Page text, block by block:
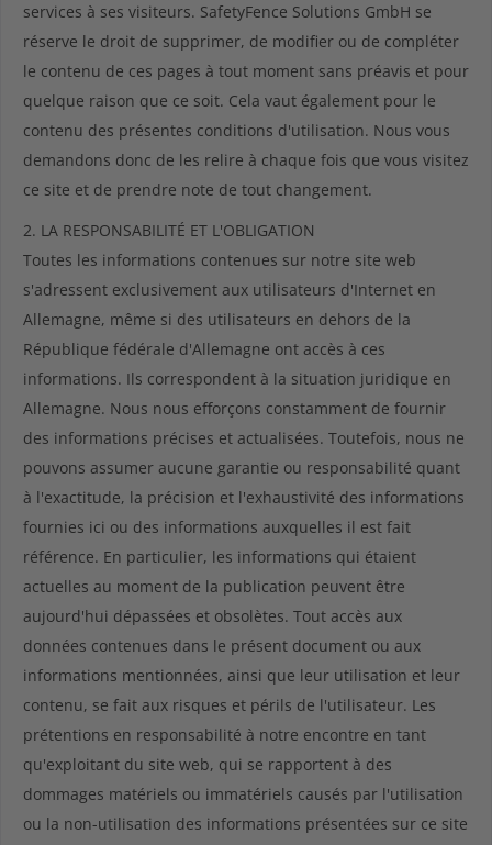
services à ses visiteurs. SafetyFence Solutions GmbH se
réserve le droit de supprimer, de modifier ou de compléter
le contenu de ces pages à tout moment sans préavis et pour
quelque raison que ce soit. Cela vaut également pour le
contenu des présentes conditions d'utilisation. Nous vous
demandons donc de les relire à chaque fois que vous visitez
ce site et de prendre note de tout changement.
2. LA RESPONSABILITÉ ET L'OBLIGATION
Toutes les informations contenues sur notre site web
s'adressent exclusivement aux utilisateurs d'Internet en
Allemagne, même si des utilisateurs en dehors de la
République fédérale d'Allemagne ont accès à ces
informations. Ils correspondent à la situation juridique en
Allemagne. Nous nous efforçons constamment de fournir
des informations précises et actualisées. Toutefois, nous ne
pouvons assumer aucune garantie ou responsabilité quant
à l'exactitude, la précision et l'exhaustivité des informations
fournies ici ou des informations auxquelles il est fait
référence. En particulier, les informations qui étaient
actuelles au moment de la publication peuvent être
aujourd'hui dépassées et obsolètes. Tout accès aux
données contenues dans le présent document ou aux
informations mentionnées, ainsi que leur utilisation et leur
contenu, se fait aux risques et périls de l'utilisateur. Les
prétentions en responsabilité à notre encontre en tant
qu'exploitant du site web, qui se rapportent à des
dommages matériels ou immatériels causés par l'utilisation
ou la non-utilisation des informations présentées sur ce site